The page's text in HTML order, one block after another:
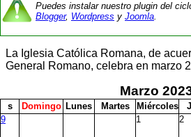
Puedes instalar nuestro plugin del
Blogger, Wordpress y Joomla.
La Iglesia Católica Romana, de
General Romano, celebra en marzo
Marzo
s Domingo Lunes Martes Miércoles J
9
1 2